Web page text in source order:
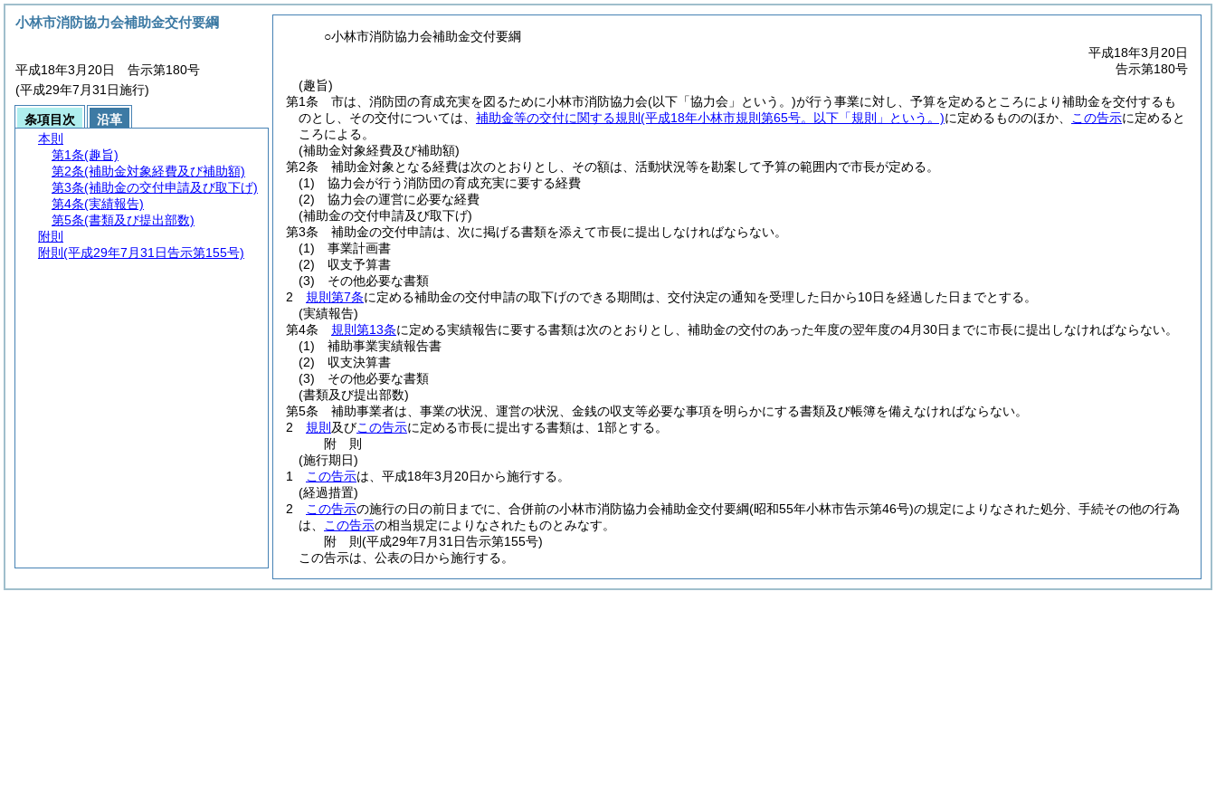
○小林市消防協力会補助金交付要綱
平成18年3月20日
告示第180号
(趣旨)
第1条
市は、消防団の育成充実を図るために小林市消防協力会(以下「協力会」という。)が行う事業に対し、予算を定めるところにより補助金を交付するも
のとし、その交付については、 補助金等の交付に関する規則 (平成18年小林市規則第65号。以下「規則」という。)に定めるもののほか、 この告示に定めると
ころによる。
(補助金対象経費及び補助額)
第2条
補助金対象となる経費は次のとおりとし、その額は、活動状況等を勘案して予算の範囲内で市長が定める。
(1)
協力会が行う消防団の育成充実に要する経費
(2)
協力会の運営に必要な経費
(補助金の交付申請及び取下げ)
第3条
補助金の交付申請は、次に掲げる書類を添えて市長に提出しなければならない。
(1)
事業計画書
(2)
収支予算書
(3)
その他必要な書類
2
規則第7条に定める補助金の交付申請の取下げのできる期間は、交付決定の通知を受理した日から10日を経過した日までとする。
(実績報告)
第4条
規則第13条に定める実績報告に要する書類は次のとおりとし、補助金の交付のあった年度の翌年度の4月30日までに市長に提出しなければならない。
(1)
補助事業実績報告書
(2)
収支決算書
(3)
その他必要な書類
(書類及び提出部数)
第5条
補助事業者は、事業の状況、運営の状況、金銭の収支等必要な事項を明らかにする書類及び帳簿を備えなければならない。
2
規則 及びこの告示に定める市長に提出する書類は、1部とする。
附 則
(施行期日)
1
この告示は、平成18年3月20日から施行する。
(経過措置)
2
この告示の施行の日の前日までに、合併前の小林市消防協力会補助金交付要綱(昭和55年小林市告示第46号)の規定によりなされた処分、手続その他の行為
は、
この告示の相当規定によりなされたものとみなす。
附 則(平成29年7月31日告示第155号)
この告示は、公表の日から施行する。
小林市消防協力会補助金交付要綱
平成18年3月20日 告示第180号
(平成29年7月31日施行)
条項目次
沿革
本則
第1条(趣旨)
第2条(補助金対象経費及び補助額)
第3条(補助金の交付申請及び取下げ)
第4条(実績報告)
第5条(書類及び提出部数)
附則
附則 (平成29年7月31日告示第155号)